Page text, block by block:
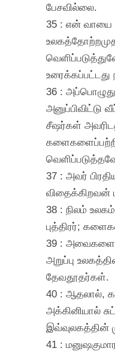
பேசவில்லை.
35 : என் வாயை
உரைக்கப்பட்டது
36 :
அனுப்பிவிட்டு
சீஷர்கள்
37 : அவர்
விதைக்கிறவன்
38 : நிலம்
புத்திரர்;
39 : அவைகளை
அறுப்பு
தேவதூதர்கள்.
40 : ஆதலால்,
அக்கினியால்
இவ்வுலகத்தின்
41 :